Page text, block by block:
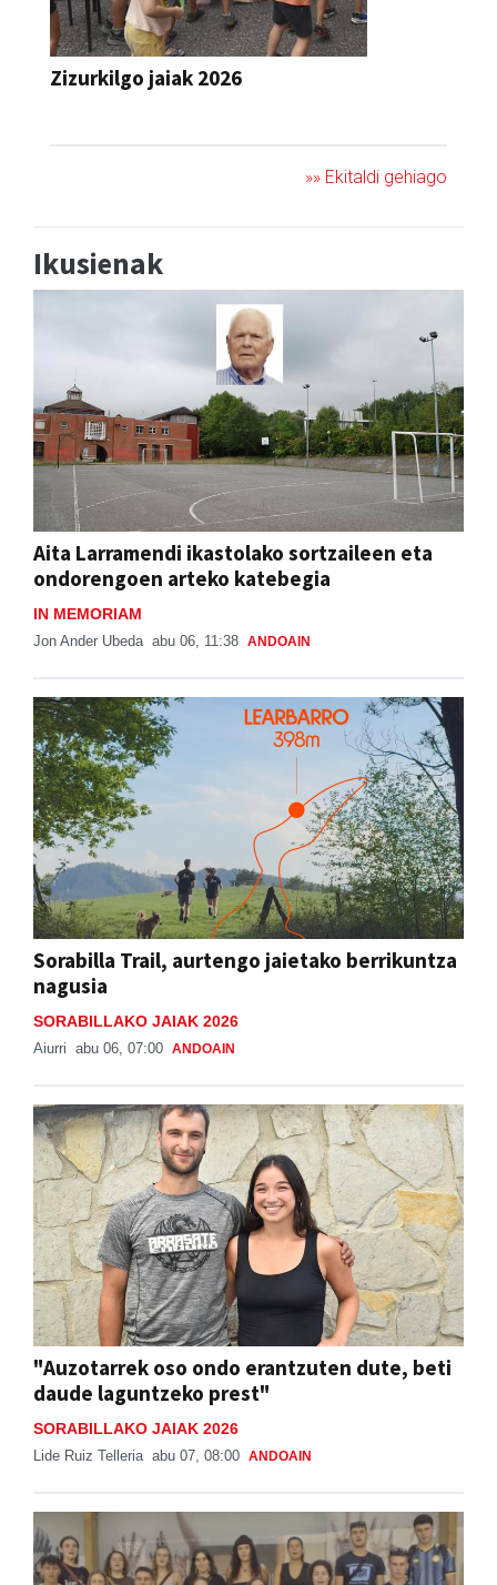
Zizurkilgo jaiak 2026
»» Ekitaldi gehiago
Ikusienak
Aita Larramendi ikastolako sortzaileen eta
ondorengoen arteko katebegia
IN MEMORIAM
Jon Ander Ubeda abu 06, 11:38 ANDOAIN
Sorabilla Trail, aurtengo jaietako berrikuntza
nagusia
SORABILLAKO JAIAK 2026
Aiurri abu 06, 07:00 ANDOAIN
"Auzotarrek oso ondo erantzuten dute, beti
daude laguntzeko prest"
SORABILLAKO JAIAK 2026
Lide Ruiz Telleria abu 07, 08:00 ANDOAIN